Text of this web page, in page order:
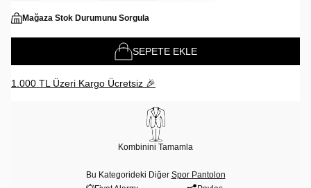
Mağaza Stok Durumunu Sorgula
SEPETE EKLE
1.000 TL Üzeri Kargo Ücretsiz 🎉
Kombinini Tamamla
Bu Kategorideki Diğer Spor Pantolon